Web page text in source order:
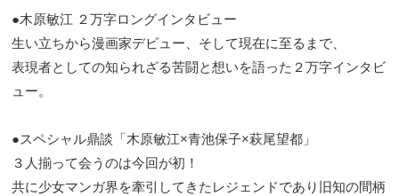
●木原敏江 ２万字ロングインタビュー
生い立ちから漫画家デビュー、そして現在に至るまで、
表現者としての知られざる苦闘と想いを語った２万字インタビ
ュー。
●スペシャル鼎談「木原敏江×青池保子×萩尾望都」
３人揃って会うのは今回が初！
共に少女マンガ界を牽引してきたレジェンドであり旧知の間柄